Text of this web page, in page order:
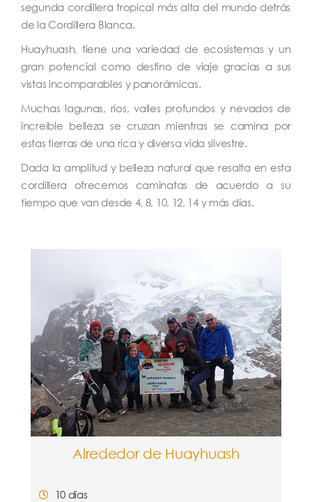
segunda cordillera tropical más alta del mundo detrás
de la Cordillera Blanca.
Huayhuash, tiene una variedad de ecosistemas y un
gran potencial como destino de viaje gracias a sus
vistas incomparables y panorámicas.
Muchas lagunas, ríos, valles profundos y nevados de
increíble belleza se cruzan mientras se camina por
estas tierras de una rica y diversa vida silvestre.
Dada la amplitud y belleza natural que resalta en esta
cordillera ofrecemos caminatas de acuerdo a su
tiempo que van desde 4, 8, 10, 12, 14 y más días.
Alrededor de Huayhuash
10 días